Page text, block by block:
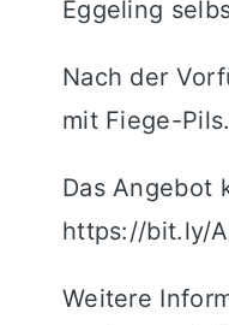
Eggeling
Nach der
mit Fiege-
Das Angebot
https://bit.ly/
Weitere